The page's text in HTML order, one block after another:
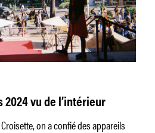
2024 vu de l’intérieur
on a confié des appareils